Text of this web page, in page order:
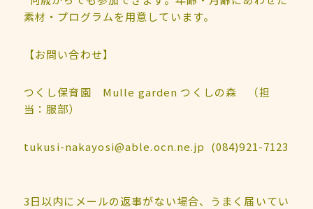
素材・プログラムを用意しています。
【お問い合わせ】
つくし保育園 Mulle garden つくしの森 （担
当：服部）
tukusi-nakayosi@able.ocn.ne.jp (084)921-7123
3日以内にメールの返事がない場合、うまく届いてい